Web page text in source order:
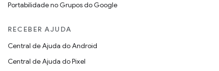
Portabilidade no Grupos do Google
RECEBER AJUDA
Central de Ajuda do Android
Central de Ajuda do Pixel